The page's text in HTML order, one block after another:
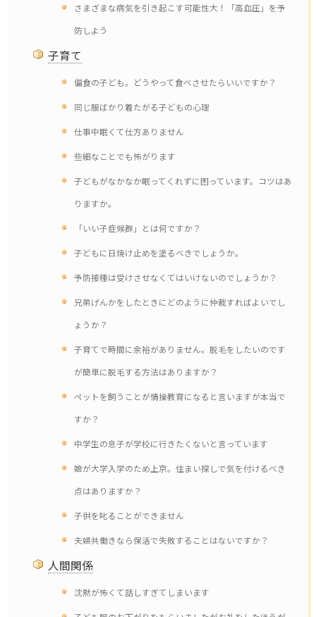
さまざまな病気を引き起こす可能性大！「高血圧」を予
防しよう
子育て
偏食の子ども。どうやって食べさせたらいいですか？
同じ服ばかり着たがる子どもの心理
仕事中眠くて仕方ありません
些細なことでも怖がります
子どもがなかなか眠ってくれずに困っています。コツはあ
りますか。
「いい子症候群」とは何ですか？
子どもに日焼け止めを塗るべきでしょうか。
予防接種は受けさせなくてはいけないのでしょうか？
兄弟げんかをしたときにどのように仲裁すればよいでし
ょうか？
子育てで時間に余裕がありません。脱毛をしたいのです
が簡単に脱毛する方法はありますか？
ペットを飼うことが情操教育になると言いますが本当で
すか？
中学生の息子が学校に行きたくないと言っています
娘が大学入学のため上京。住まい探しで気を付けるべき
点はありますか？
子供を叱ることができません
夫婦共働きなら保活で失敗することはないですか？
人間関係
沈黙が怖くて話しすぎてしまいます